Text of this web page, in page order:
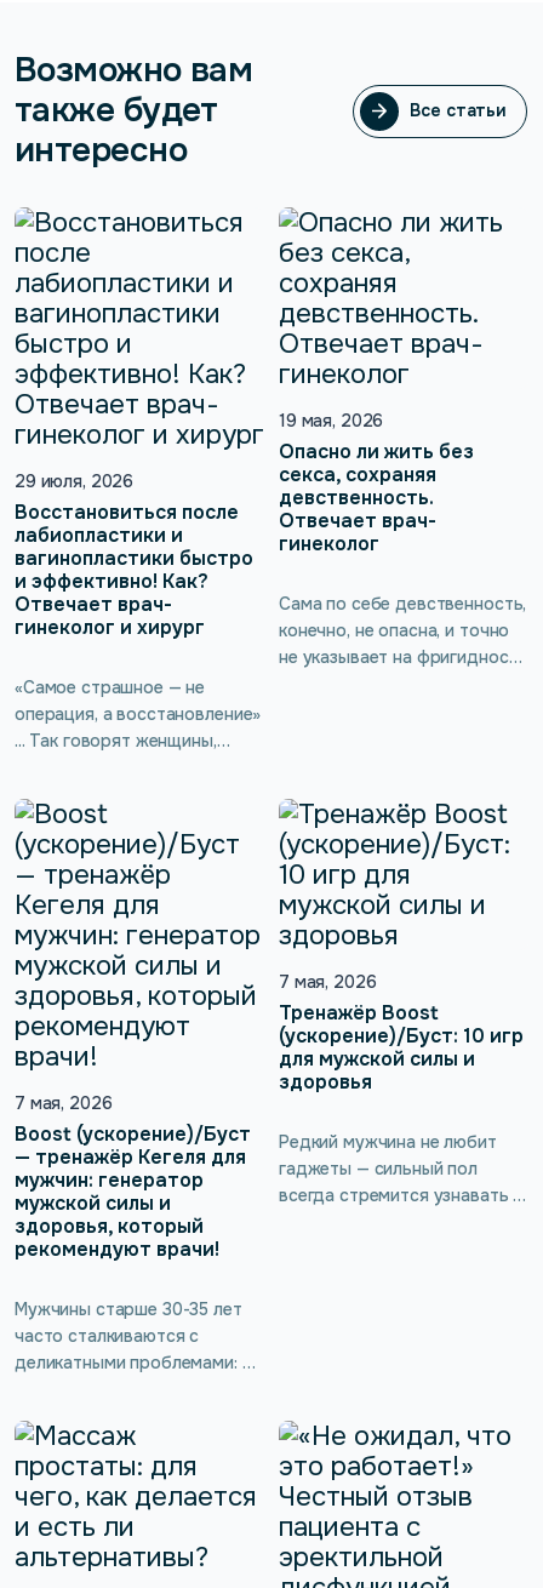
Возможно вам
также будет
интересно
Все статьи
Все статьи
29 июля, 2026
Восстановиться после
лабиопластики и
вагинопластики быстро
и эффективно! Как?
Отвечает врач-
гинеколог и хирург
«Самое страшное — не
операция, а восстановление»
... Так говорят женщины,
лабиопластику или
вагинопластику. Не повлияет
ли операция на
чувствительность? И можно
ли помочь организму
восстановиться быстрее?
Вместе с врачом-
гинекологом и хирургом
разбираем самые тревожные
вопросы, которые возникают
до и после интимной
19 мая, 2026
Опасно ли жить без
секса, сохраняя
девственность.
Отвечает врач-
гинеколог
Сама по себе девственность,
конечно, не опасна, и точно
не указывает на фригидность
Врач-гинеколог подробнее
расскажет о женской
сексуальности, а также о
тренажёре kGoal Boost
(ускорение)/Буст, который
помогает выполнять
упражнения Кегеля без
введения вагинального
зонда.
7 мая, 2026
Boost (ускорение)/Буст
— тренажёр Кегеля для
мужчин: генератор
мужской силы и
здоровья, который
рекомендуют врачи!
Мужчины старше 30-35 лет
часто сталкиваются с
деликатными проблемами: от
туалет и недержания до
снижения либидо и
эректильной дисфункции. Но
мало кто знает, что многие
нарушения в интимной сфере
можно предотвратить и
устранить с помощью
7 мая, 2026
Тренажёр Boost
(ускорение)/Буст: 10 игр
для мужской силы и
здоровья
Редкий мужчина не любит
гаджеты — сильный пол
всегда стремится узнавать и
Интеллектуальный тренажёр
для интимных мышц kGoal
Boost (ускорение)/Буст
обратной биологической
связи без […]